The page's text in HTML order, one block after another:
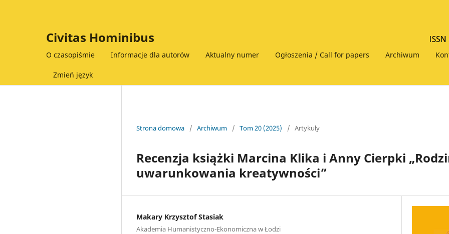
Civitas Hominibus
O czasopiśmie Informacje dla autorów Aktualny numer Ogłoszenia / Call for papers Archiwum
Zmień język
Strona domowa / Archiwum / Tom 20 (2025) / Artykuły
Recenzja książki Marcina Klika i Anny Cierpki
uwarunkowania kreatywności”
Makary Krzysztof Stasiak
Akademia Humanistyczno-Ekonomiczna w Łodzi